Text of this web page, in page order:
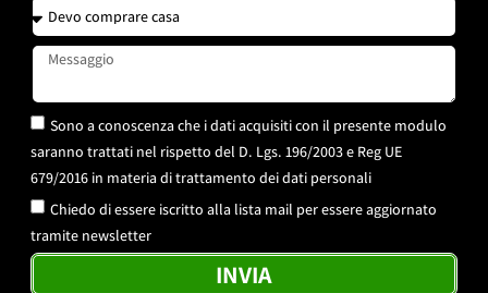
Sono a conoscenza che i dati acquisiti con il presente modulo
saranno trattati nel rispetto del D. Lgs. 196/2003 e Reg UE
679/2016 in materia di trattamento dei dati personali
Chiedo di essere iscritto alla lista mail per essere aggiornato
tramite newsletter
INVIA